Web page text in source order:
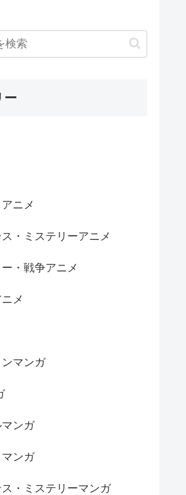
ー
ニメ
・ミステリーアニメ
・戦争アニメ
メ
マンガ
ンガ
ンガ
・ミステリーマンガ